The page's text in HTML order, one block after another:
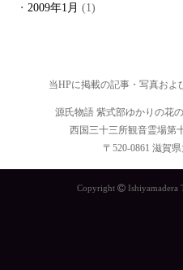
2009年1月 (1)
当HPに掲載の記事・写真およ
源氏物語 紫式部ゆかりの花
西国三十三所観音霊場
〒520-0861 滋賀
Copyright Ishiyamadera